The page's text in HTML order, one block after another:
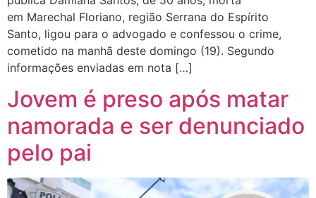
em Marechal Floriano, região Serrana do Espírito
Santo, ligou para o advogado e confessou o crime,
cometido na manhã deste domingo (19). Segundo
informações enviadas em nota […]
Jovem é preso após matar
namorada e ser denunciado
pelo pai